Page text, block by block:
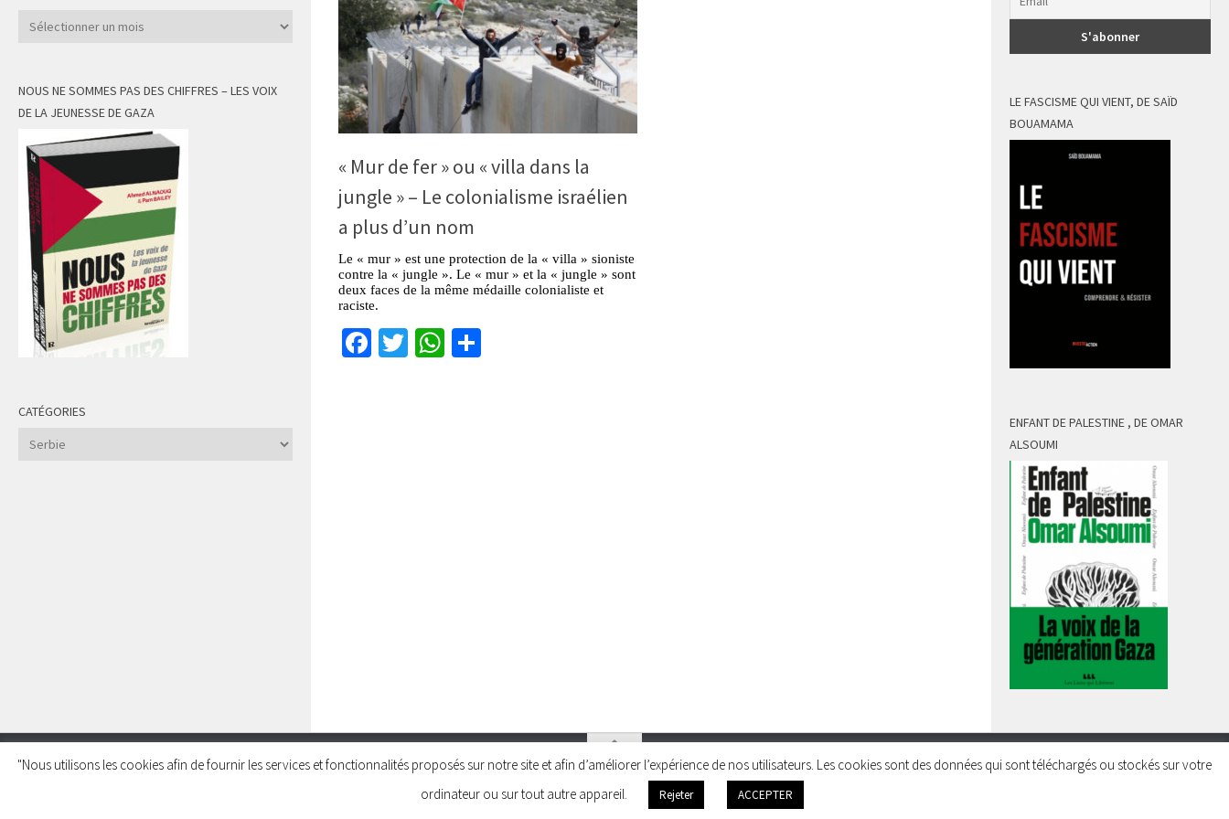
« Mur de fer » ou « villa dans la
jungle » – Le colonialisme israélien
a plus d’un nom
Le « mur » est une protection de la « villa » sioniste
contre la « jungle ». Le « mur » et la « jungle » sont
deux faces de la même médaille colonialiste et
raciste.
Facebook
TwitterWhatsApp
Archives
NOUS NE SOMMES PAS DES CHIFFRES – LES VOIX
DE LA JEUNESSE DE GAZA
CATÉGORIES
Catégories
LE FASCISME QUI VIENT, DE SAÏD
BOUAMAMA
ENFANT DE PALESTINE , DE OMAR
ALSOUMI
Charleroi Pour la Palestine © 2026. Tous droits réservés.
"Nous utilisons les cookies afin de fournir les services et fonctionnalités proposés sur notre site et afin d’améliorer l’expérience de nos utilisateurs. Les cookies sont des données qui sont téléchargés ou stockés sur votre
ordinateur ou sur tout autre appareil.
Rejeter ACCEPTER